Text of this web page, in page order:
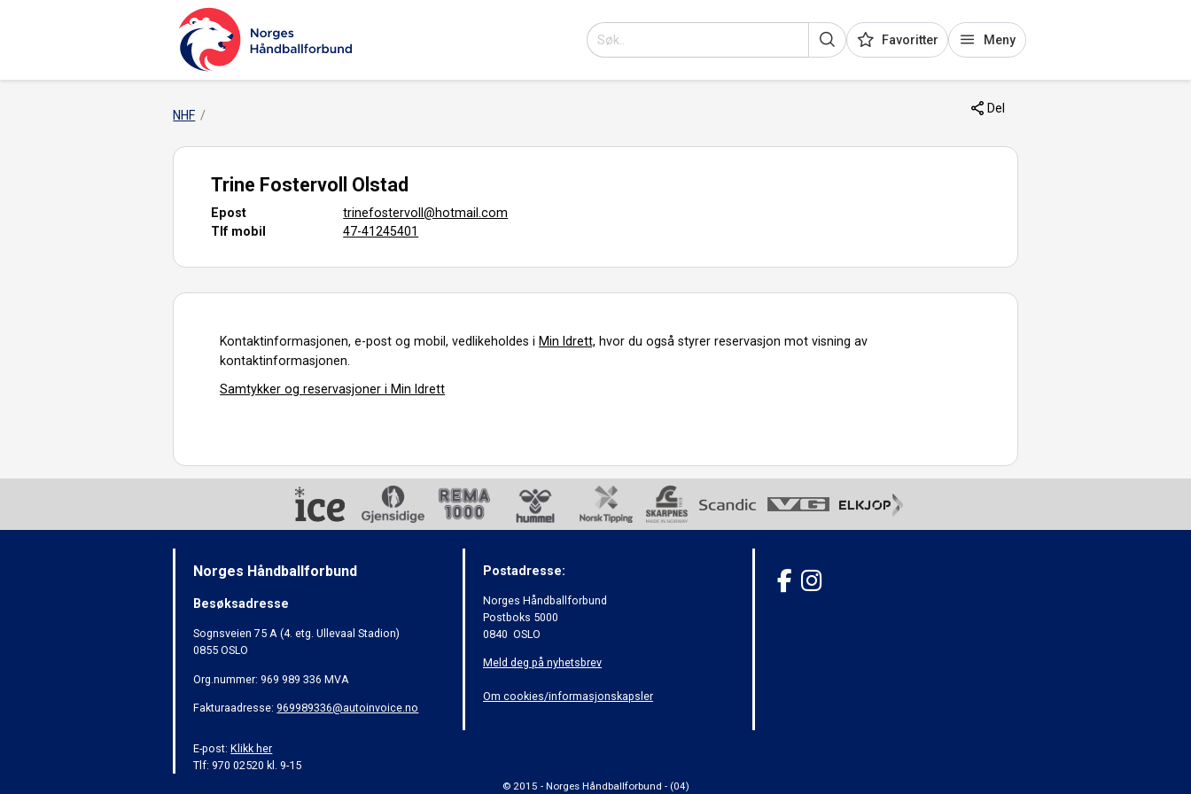
Favoritter Meny
NHF Del
Trine Fostervoll Olstad
Epost
trinefostervoll@hotmail.com
Tlf mobil
47-41245401
Kontaktinformasjonen, e-post og mobil, vedlikeholdes i Min Idrett, hvor du også styrer reservasjon mot visning av
kontaktinformasjonen.
Samtykker og reservasjoner i Min Idrett
Norges Håndballforbund
Besøksadresse
Sognsveien 75 A (4. etg. Ullevaal Stadion)
0855 OSLO
Org.nummer: 969 989 336 MVA
Fakturaadresse:969989336@autoinvoice.no
E-post:Klikk her
Tlf: 970 02520 kl. 9-15
Postadresse:
Norges Håndballforbund
Postboks 5000
0840 OSLO
Meld deg på nyhetsbrev
Om cookies/informasjonskapsler
© 2015 - Norges Håndballforbund - (04)